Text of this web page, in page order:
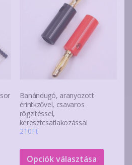
Banándugó, aranyozott
érintkzővel, csavaros
rögzítéssel,
keresztcsatlakozással
210Ft
Opciók választása
Ennek